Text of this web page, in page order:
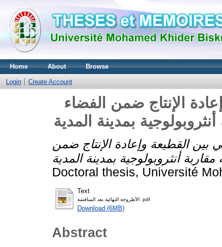
Home About Browse
Login Create Account
الإنتاج ضمن الفضاء
بمدينة المدية
بين القطيعة وإعادة الإنتاج ضمن
Doctoral thesis, Université
Text
الأطروحة النهائية بعد المناقشة .pdf
Download (6MB)
Abstract